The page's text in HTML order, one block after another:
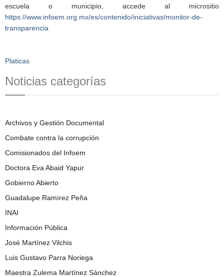
escuela o municipio, accede al micrositio
https://www.infoem.org.mx/es/contenido/iniciativas/monitor-de-
transparencia
Platicas
Noticias categorías
Archivos y Gestión Documental
Combate contra la corrupción
Comisionados del Infoem
Doctora Eva Abaid Yapur
Gobierno Abierto
Guadalupe Ramírez Peña
INAI
Información Pública
José Martínez Vilchis
Luis Gustavo Parra Noriega
Maestra Zulema Martínez Sánchez